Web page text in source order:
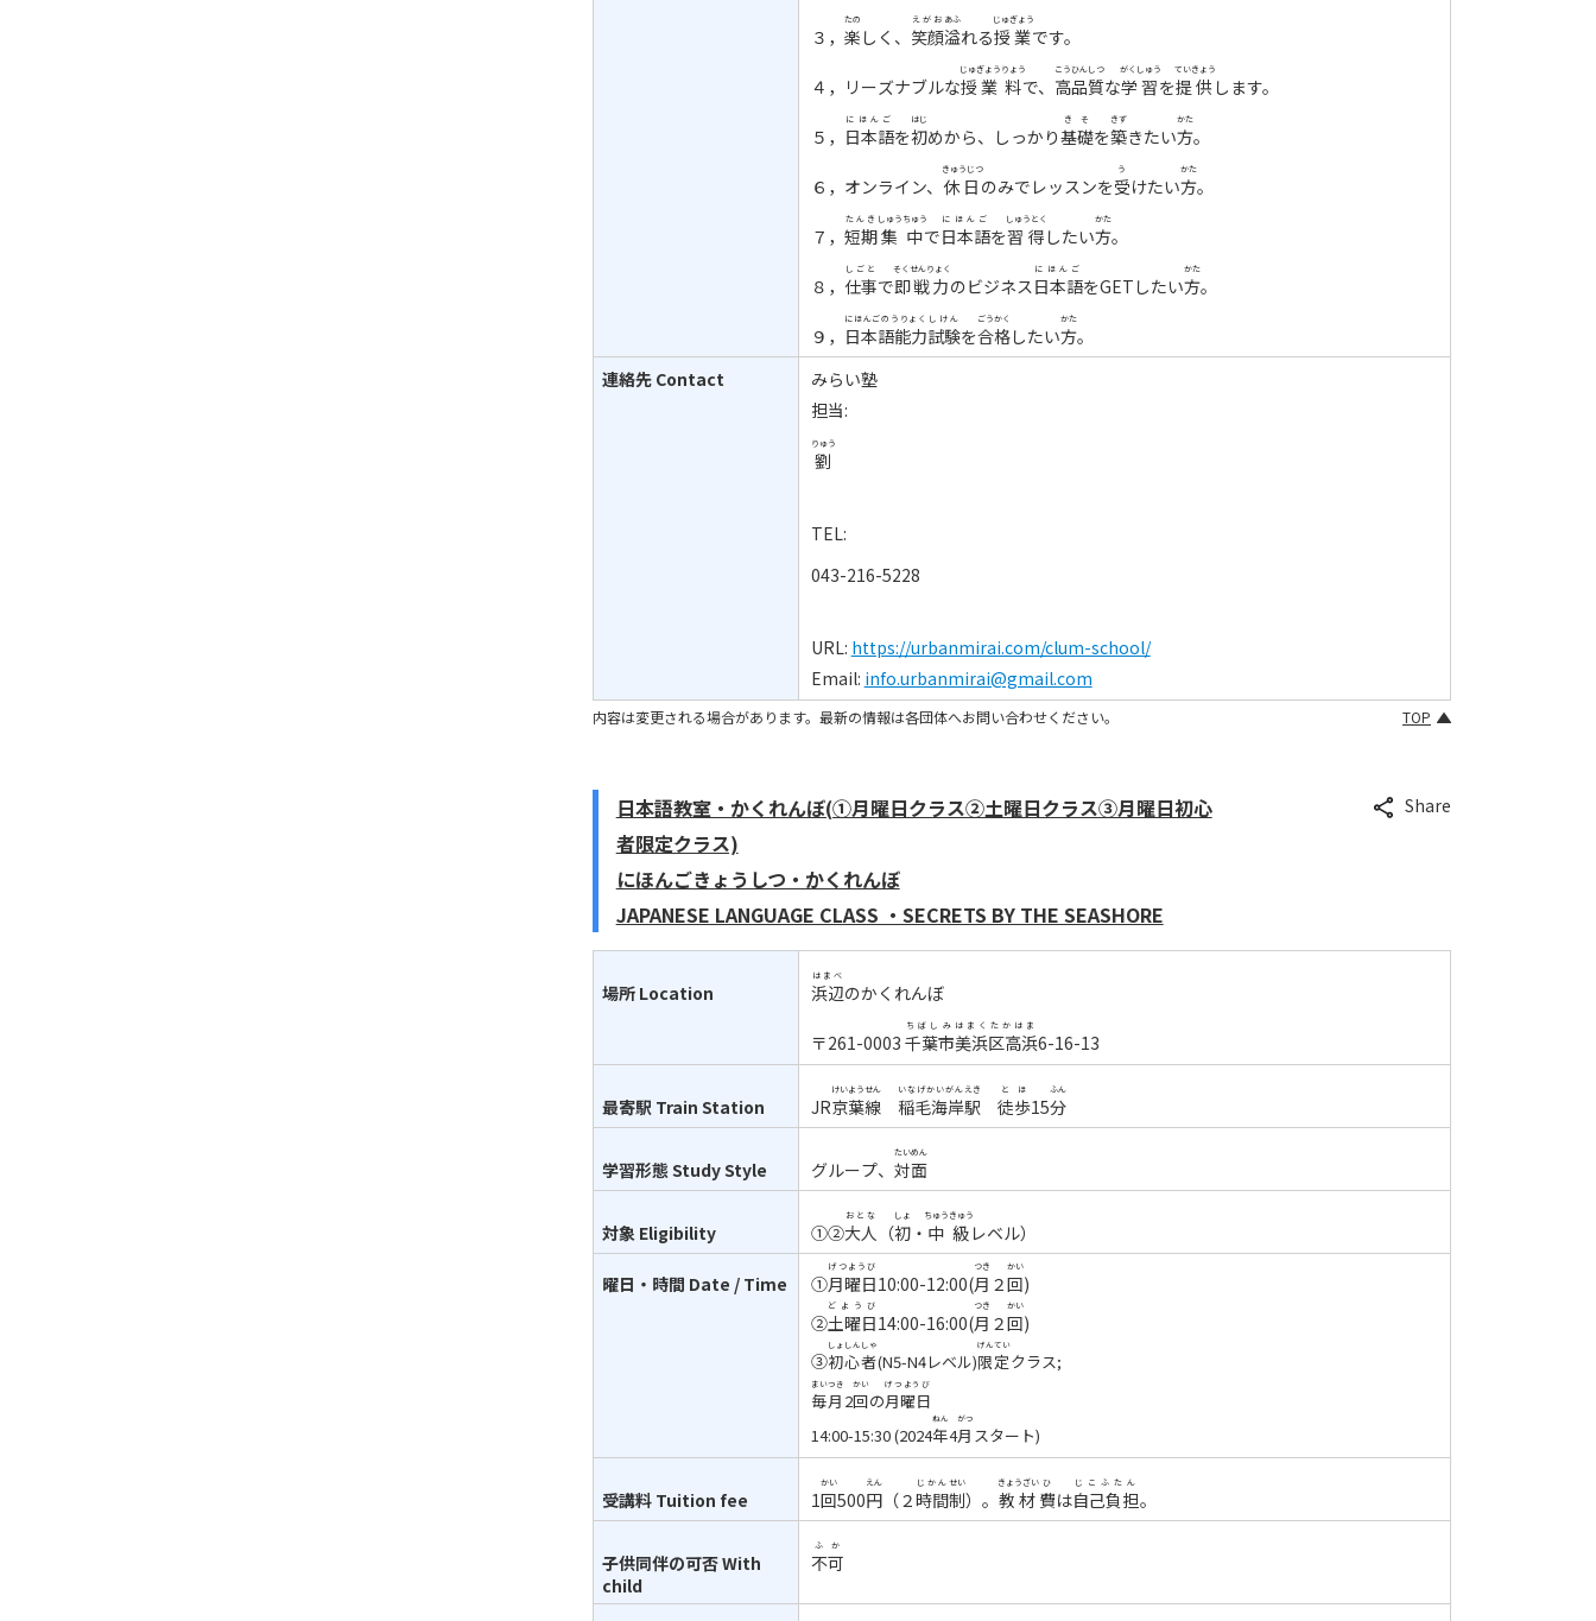
３， 楽
たの
しく、 笑顔
えがお
溢
あふ
れる授業
じゅぎょう
です。
４，リーズナブルな授業
じゅぎょう
料
りょう
で、 高品質
こうひんしつ
な学習
がくしゅう
を提供
ていきょう
します。
５， 日本語
にほんご
を初
はじ
めから、しっかり基礎
きそ
を築
きず
きたい方
かた
。
６，オンライン、 休日
きゅうじつ
のみでレッスンを受
う
けたい方
かた
。
７， 短期
たんき
集中
しゅうちゅう
で日本語
にほんご
を習得
しゅうとく
したい方
かた
。
８， 仕事
しごと
で即戦力
そくせんりょく
のビジネス日本語
にほんご
をGET したい方
かた
。
９， 日本語能力
にほんごのうりょく
試験
しけん
を合格
ごうかく
したい方
かた
。
連絡先 Contact
みらい塾
担当:
劉
りゅう
TEL:
043-216-5228
URL: https://urbanmirai.com/clum-school/
Email: info.urbanmirai@gmail.com
内容は変更される場合があります。最新の情報は各団体へお問い合わせください。 TOP
日本語教室・かくれんぼ(①月曜日クラス②土曜日クラス③月曜日初心
者限定クラス)
にほんごきょうしつ・かくれんぼ
JAPANESE LANGUAGE CLASS ・SECRETS BY THE SEASHORE
Share
場所 Location 浜辺
はまべ
のかくれんぼ
〒261-0003 千葉市美浜区高浜
ちばしみはまくたかはま
6-16-13
最寄駅 Train Station JR京葉線
けいようせん
稲毛海岸
いなげかいがん
駅
えき
徒歩
とほ
15分
ふん
学習形態Study Style グループ、 対面
たいめん
対象 Eligibility ①②大人
おとな
（初
しょ
・ 中級
ちゅうきゅう
レベル）
曜日・時間 Date / Time ①月曜日
げつようび
10:00-12:00(月
つき
２回
かい
)
②土曜日
どようび
14:00-16:00(月
つき
２回
かい
)
③初心者
しょしんしゃ
(N5-N4レベル)限定
げんてい
クラス;
毎月
まいつき
2回
かい
の月曜日
げつようび
14:00-15:30 (2024年
ねん
4月
がつ
スタート)
受講料 Tuition fee 1回
かい
500円
えん
（２時間
じかん
制
せい
）。 教材
きょうざい
費
ひ
は自己負担
じこふたん
。
子供同伴の可否With
child
不可
ふか